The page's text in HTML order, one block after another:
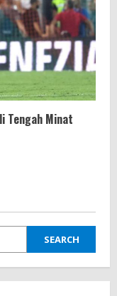
Tengah Minat
SEARCH